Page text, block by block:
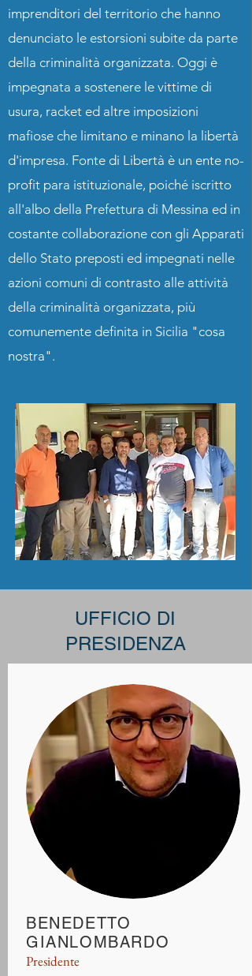
imprenditori del territorio che hanno
denunciato le estorsioni subite da parte
della criminalità organizzata. Oggi è
impegnata a sostenere le vittime di
usura, racket ed altre imposizioni
mafiose che limitano e minano la libertà
d'impresa. Fonte di Libertà è un ente no-
profit para istituzionale, poiché iscritto
all'albo della Prefettura di Messina ed in
costante collaborazione con gli Apparati
dello Stato preposti ed impegnati nelle
azioni comuni di contrasto alle attività
della criminalità organizzata, più
comunemente definita in Sicilia "cosa
nostra".
BENEDETTO
GIANLOMBARDO
Presidente
UFFICIO DI
PRESIDENZA